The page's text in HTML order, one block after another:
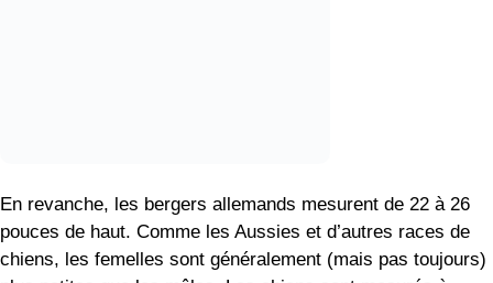
Les Aussies sont non seulement plus petits mais aussi plus
légers que les bergers allemands robustes. Le poids moyen
des Aussies varie entre 40 et 65 livres. En revanche, les